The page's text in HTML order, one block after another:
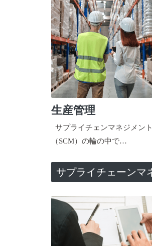
生産管理
サプライチェンマネジメント
（SCM）の輪の中で…